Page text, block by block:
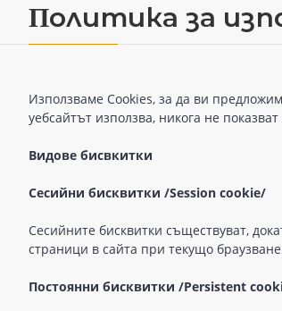
Πoлитика зa
Използваме Cookies, за да ви
уебсайтът използва, никога не
Видове бисвкитки
Сесийни бисквитки /Session cookie/
Сесийните бисквитки съществуват,
страници в сайта при текущо
Постоянни бисквитки /Persistent